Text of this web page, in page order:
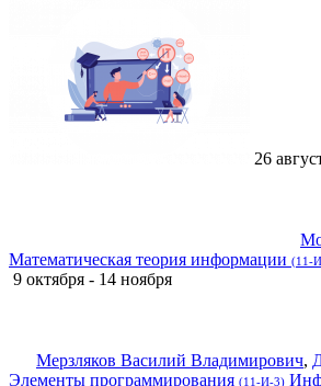
26
Математическая теория информации (11-
9 октября - 14 ноября
Мерзляков Василий Владимирович,
Элементы программирования (11-И-3)